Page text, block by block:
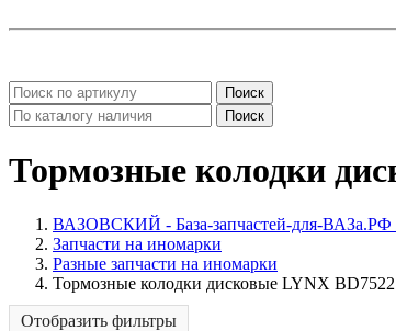
Поиск
Поиск
Тормозные колодки
ВАЗОВСКИЙ - База-запчастей-для-ВАЗа.РФ
Запчасти на иномарки
Разные запчасти на иномарки
Тормозные колодки дисковые LYNX BD7522
Отобразить фильтры